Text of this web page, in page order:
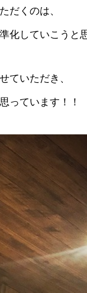
家のコンセプトと
FIVE
家が選ばれる5つ
だくのは、
化していこうと
ていただき、
っています！！